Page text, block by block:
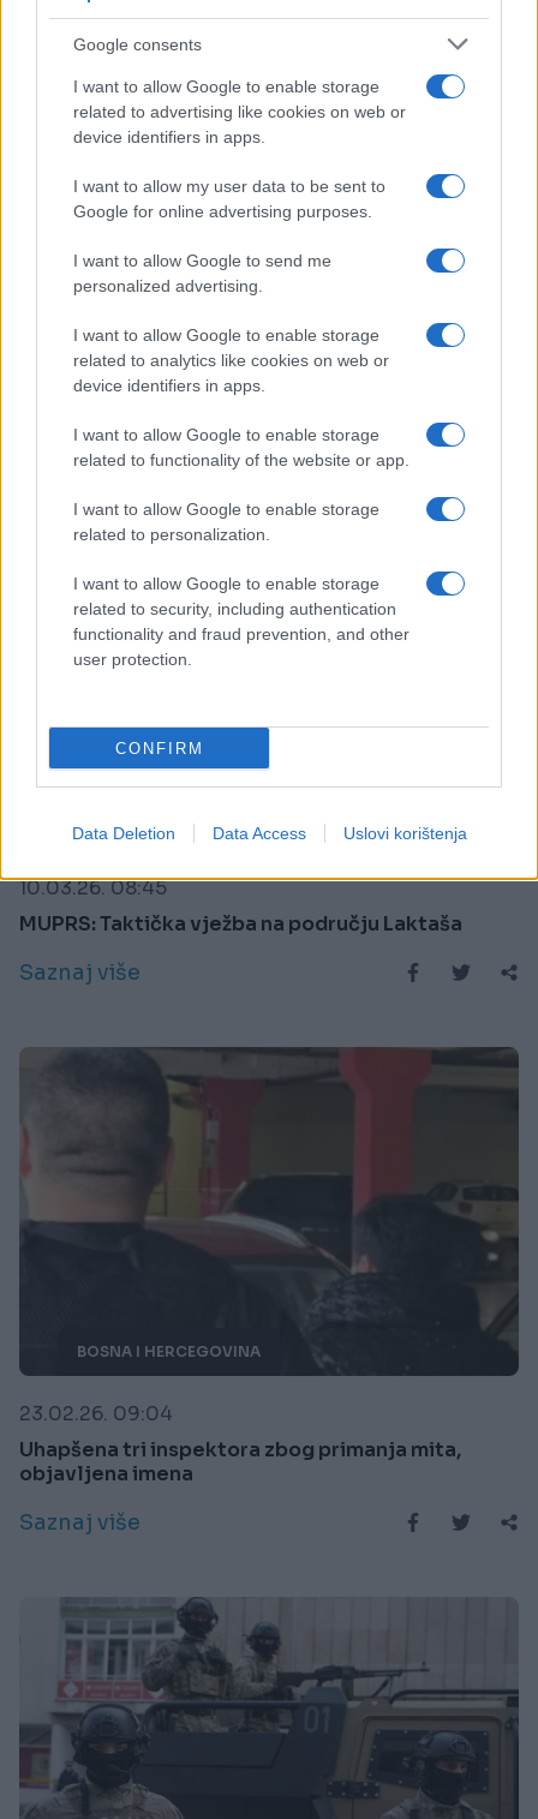
Google consents
I want to allow Google to enable storage
related to advertising like cookies on web or
device identifiers in apps.
I want to allow my user data to be sent to
Google for online advertising purposes.
I want to allow Google to send me
personalized advertising.
I want to allow Google to enable storage
related to analytics like cookies on web or
device identifiers in apps.
I want to allow Google to enable storage
related to functionality of the website or app.
I want to allow Google to enable storage
related to personalization.
I want to allow Google to enable storage
related to security, including authentication
functionality and fraud prevention, and other
user protection.
CONFIRM
Data Deletion Data Access Uslovi korištenja
11.03.26. 08:48
Taktička vježba na području Laktaša
Saznaj više
AKTUELNO
10.03.26. 08:45
MUPRS: Taktička vježba na području Laktaša
Saznaj više
BOSNA I HERCEGOVINA
23.02.26. 09:04
Uhapšena tri inspektora zbog primanja mita,
objavljena imena
Saznaj više